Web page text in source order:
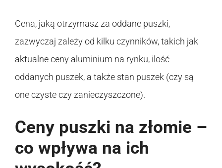
Cena, jaką otrzymasz za oddane puszki,
zazwyczaj zależy od kilku czynników, takich jak
aktualne ceny aluminium na rynku, ilość
oddanych puszek, a także stan puszek (czy są
one czyste czy zanieczyszczone).
Ceny puszki na złomie –
co wpływa na ich